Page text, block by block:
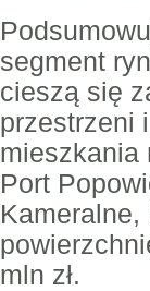
segment
cieszą się
przestrzeni
mieszkania
Port
mln zł.